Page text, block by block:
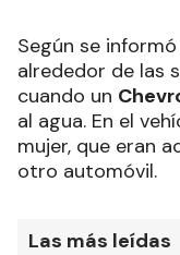
Según se
alrededor de las
cuando un
al agua. En el
mujer, que eran
otro automóvil.
Las más leídas